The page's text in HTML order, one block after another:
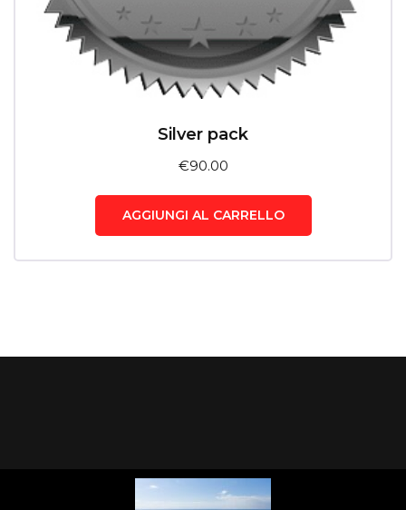
Silver pack
€90.00
AGGIUNGI AL CARRELLO